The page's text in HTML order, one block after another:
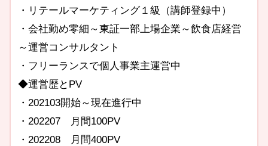
・リテールマーケティング１級（講師登録中）
・会社勤め零細～東証一部上場企業～飲食店経営
～運営コンサルタント
・フリーランスで個人事業主運営中
◆運営歴とPV
・202103開始～現在進行中
・202207 月間100PV
・202208 月間400PV